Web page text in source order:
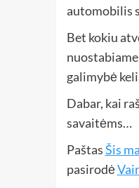
automobilis
Bet kokiu
galimybė
Dabar, kai
savaitėms…
PaštasŠis
pasirodė